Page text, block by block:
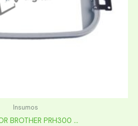
Insumos
BROTHER PRH300 ...